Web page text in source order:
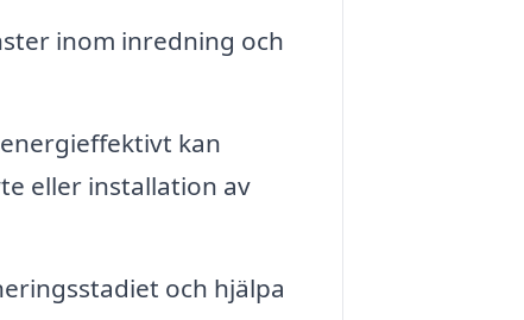
inom inredning och
kan
eller installation av
och hjälpa